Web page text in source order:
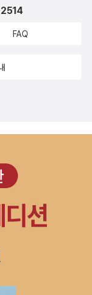
그러니까 습성이라
의 표현에 의하면
서 원판대로 책이
FAQ